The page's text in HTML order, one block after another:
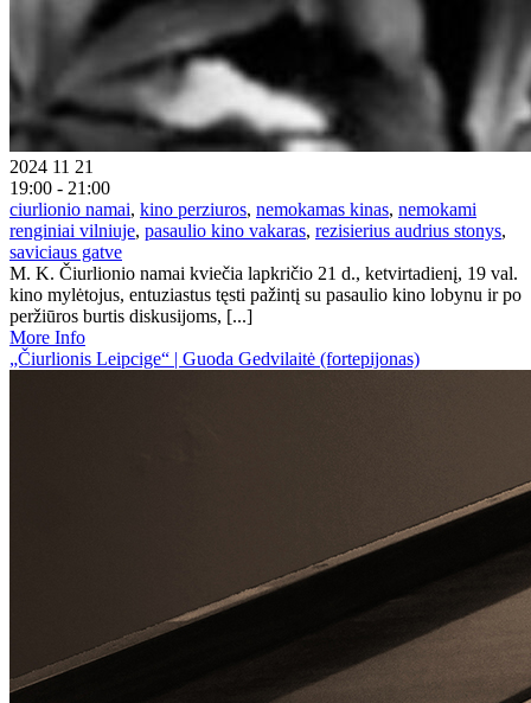
2024 11 21
19:00 - 21:00
ciurlionio namai, kino perziuros, nemokamas kinas, nemokami
renginiai vilniuje, pasaulio kino vakaras, rezisierius audrius stonys,
saviciaus gatve
M. K. Čiurlionio namai kviečia lapkričio 21 d., ketvirtadienį, 19 val.
kino mylėtojus, entuziastus tęsti pažintį su pasaulio kino lobynu ir po
peržiūros burtis diskusijoms, [...]
More Info
„Čiurlionis Leipcige“ | Guoda Gedvilaitė (fortepijonas)